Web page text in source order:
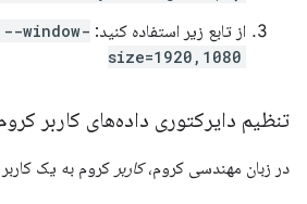
از تابع زیر استفاده کنید: window-
size=1920,1080
تنظیم دایرکتوری داده‌های کاربر
در زبان مهندسی کروم،کاربر کروم به یک کاربر